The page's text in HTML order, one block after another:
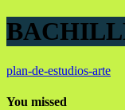
plan-de-estudios-arte
You missed